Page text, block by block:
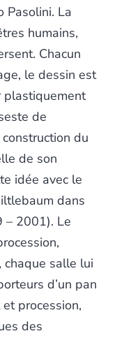
Pasolini. La
humains,
Chacun
le dessin est
plastiquement
de
du
de son
idée avec le
dans
– 2001). Le
chaque salle lui
d’un pan
procession,
des